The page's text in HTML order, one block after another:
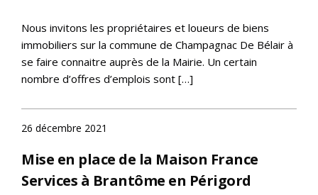
Nous invitons les propriétaires et loueurs de biens
immobiliers sur la commune de Champagnac De Bélair à
se faire connaitre auprès de la Mairie. Un certain
nombre d’offres d’emplois sont […]
26 décembre 2021
Mise en place de la Maison France
Services à Brantôme en Périgord